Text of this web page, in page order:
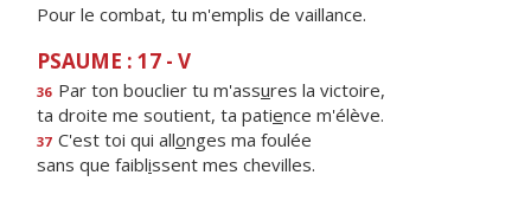
Pour le combat, tu m'emplis de vaillance.
PSAUME : 17 - V
36 Par ton bouclier tu m'assures la victoire,
ta droite me soutient, ta patience m'élève.
37 C'est toi qui allonges ma foulée
sans que faiblissent mes chevilles.